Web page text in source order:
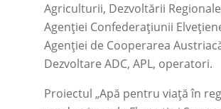
Agriculturii, Dezvoltării
Agenției Confederaţiunii
Agenției de Cooperarea
Dezvoltare ADC, APL, operatori.
Proiectul „Apă pentru viață în